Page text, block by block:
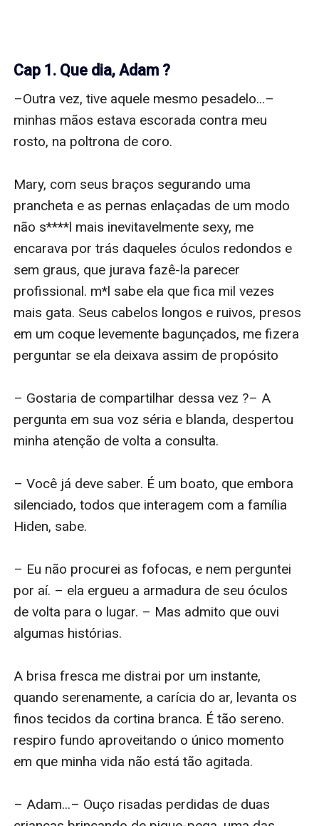
Cap 1. Que dia, Adam ?
–Outra vez, tive aquele mesmo pesadelo...–
minhas mãos estava escorada contra meu
rosto, na poltrona de coro.
Mary, com seus braços segurando uma
prancheta e as pernas enlaçadas de um modo
não s****l mais inevitavelmente sexy, me
encarava por trás daqueles óculos redondos e
sem graus, que jurava fazê-la parecer
profissional. m*l sabe ela que fica mil vezes
mais gata. Seus cabelos longos e ruivos, presos
em um coque levemente bagunçados, me fizera
perguntar se ela deixava assim de propósito
– Gostaria de compartilhar dessa vez ?– A
pergunta em sua voz séria e blanda, despertou
minha atenção de volta a consulta.
– Você já deve saber. É um boato, que embora
silenciado, todos que interagem com a família
Hiden, sabe.
– Eu não procurei as fofocas, e nem perguntei
por aí. – ela ergueu a armadura de seu óculos
de volta para o lugar. – Mas admito que ouvi
algumas histórias.
A brisa fresca me distrai por um instante,
quando serenamente, a carícia do ar, levanta os
finos tecidos da cortina branca. É tão sereno.
respiro fundo aproveitando o único momento
em que minha vida não está tão agitada.
– Adam...– Ouço risadas perdidas de duas